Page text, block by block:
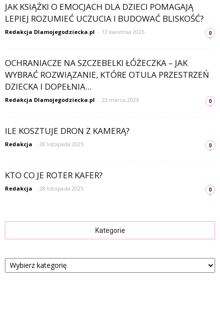
JAK KSIĄŻKI O EMOCJACH DLA DZIECI POMAGAJĄ
LEPIEJ ROZUMIEĆ UCZUCIA I BUDOWAĆ BLISKOŚĆ?
Redakcja Dlamojegodziecka.pl - 13 kwietnia 2026 0
OCHRANIACZE NA SZCZEBELKI ŁÓŻECZKA – JAK
WYBRAĆ ROZWIĄZANIE, KTÓRE OTULA PRZESTRZEŃ
DZIECKA I DOPEŁNIA...
Redakcja Dlamojegodziecka.pl - 23 marca 2026 0
ILE KOSZTUJE DRON Z KAMERĄ?
Redakcja - 28 listopada 2025 0
KTO CO JE ROTER KAFER?
Redakcja - 28 listopada 2025 0
Kategorie
Kategorie